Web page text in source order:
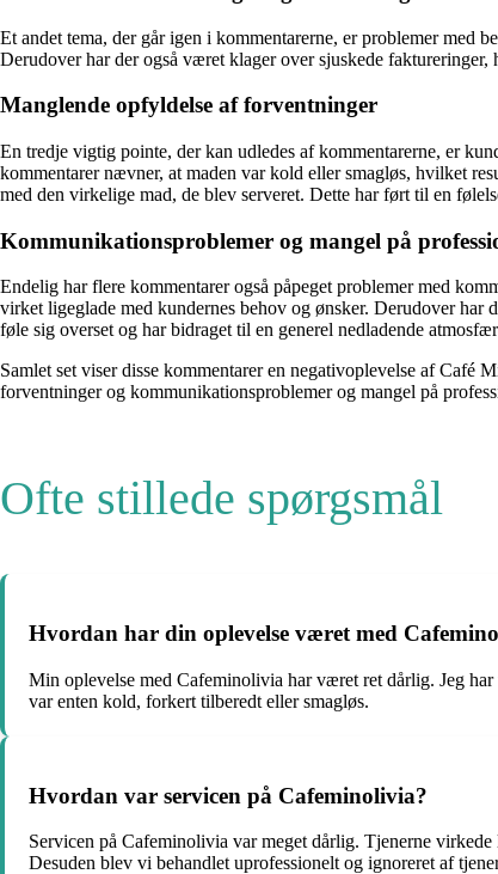
Et andet tema, der går igen i kommentarerne, er problemer med
Derudover har der også været klager over sjuskede
Manglende opfyldelse af forventninger
En tredje vigtig pointe, der kan udledes af kommentarerne, er
kommentarer nævner, at maden var kold eller smagløs, hvilket
med den virkelige mad, de blev serveret. Dette har ført til en
Kommunikationsproblemer og mangel på
Endelig har flere kommentarer også påpeget problemer med
virket ligeglade med kundernes behov og ønsker. Derudover
føle sig overset og har bidraget til en generel nedladende
Samlet set viser disse kommentarer en negativoplevelse af
forventninger og kommunikationsproblemer og mangel på
Ofte stillede spørgsmål
Hvordan har din oplevelse været med
Min oplevelse med Cafeminolivia har været ret dårlig. Jeg
var enten kold, forkert tilberedt eller smagløs.
Hvordan var servicen på Cafeminolivia?
Servicen på Cafeminolivia var meget dårlig. Tjenerne
Desuden blev vi behandlet uprofessionelt og ignoreret af